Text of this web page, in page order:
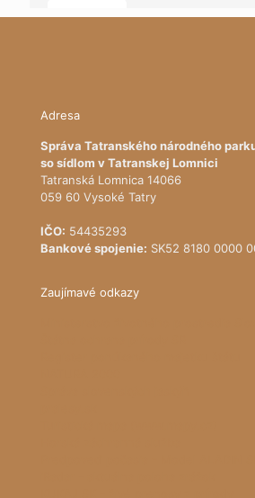
kontakt:
+421 905 266 957
Adresa
Správa Tatranského národného
so sídlom v Tatranskej Lomnici
Tatranská Lomnica 14066
059 60 Vysoké Tatry
IČO: 54435293
Bankové spojenie: SK52 8180 0000
Zaujímavé odkazy